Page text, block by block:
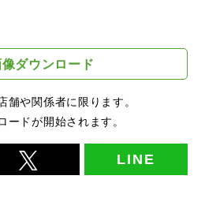
ダウンロード
舗や関係者に限ります。
ードが開始されます。
LINE